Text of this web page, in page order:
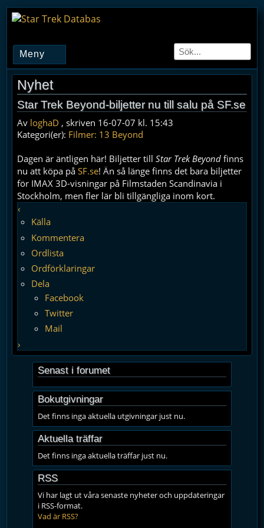
Nyhet
Star Trek Beyond-biljetter nu till salu på SF.se
Av loghaD , skriven 16-07-07 kl. 15:43
Kategori(er): Filmer: 13 Beyond
Dagen är äntligen här! Biljetter tillStar Trek Beyond finns
nu att köpa påSF.se! Än så länge finns det bara biljetter
för IMAX 3D-visningar på Filmstaden Scandinavia i
Stockholm, men fler lär bli tillgängliga inom kort.
‹
Källa
Kommentera
Ordlista
Ordförklaringar
Dela
Facebook
Twitter
Mail
›
Senast i forumet
Bokutgivningar
Det finns inga aktuella utgivningar just nu.
Aktuella träffar
Det finns inga aktuella träffar just nu.
RSS
Vi har lagt ut våra senaste nyheter och uppdateringar
i RSS-format.
Vad är RSS?
Meny